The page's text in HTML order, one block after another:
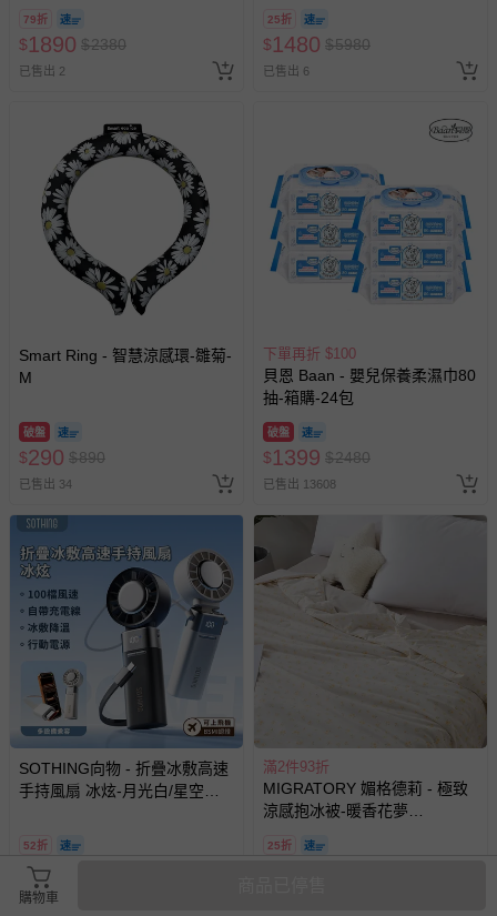
79折
$1890 $2380
已售出 2
25折
$1480 $5980
已售出 6
Smart Ring - 智慧涼感環-雛菊-
M
破盤
$290 $890
已售出 34
下單再折 $100
貝恩 Baan - 嬰兒保養柔濕巾80
抽-箱購-24包
破盤
$1399 $2480
已售出 13608
SOTHING向物 - 折疊冰敷高速
手持風扇 冰炫-月光白/星空
52折
$1190
已售出 1
滿2件93折
MIGRATORY 媚格德莉 - 極致
涼感抱冰被-暖香花夢
25折
購物車